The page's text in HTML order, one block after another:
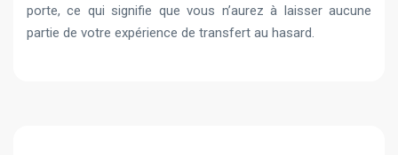
porte, ce qui signifie que vous n’aurez à laisser aucune
partie de votre expérience de transfert au hasard.